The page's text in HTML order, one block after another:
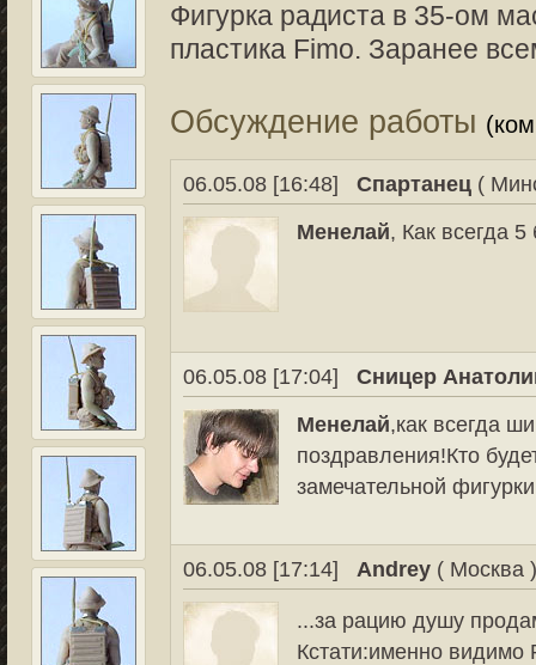
Фигурка радиста в 35-ом
пластика Fimo. Заранее
Обсуждение работы
06.05.08 [16:48] Спартанец (
Менелай, Как всегда
06.05.08 [17:04]
Сницер
Менелай,как всегда
поздравления!Кто
замечательной
06.05.08 [17:14] Andrey ( Москва
...за рацию душу
Кстати:именно видимо